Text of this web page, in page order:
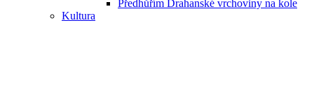
Předhůřím Drahanské vrchoviny na kole
Kultura